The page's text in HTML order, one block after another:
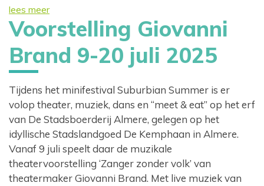
lees meer
Voorstelling Giovanni
Brand 9-20 juli 2025
Tijdens het minifestival Suburbian Summer is er
volop theater, muziek, dans en “meet & eat” op het erf
van De Stadsboerderij Almere, gelegen op het
idyllische Stadslandgoed De Kemphaan in Almere.
Vanaf 9 juli speelt daar de muzikale
theatervoorstelling ‘Zanger zonder volk’ van
theatermaker Giovanni Brand. Met live muziek van